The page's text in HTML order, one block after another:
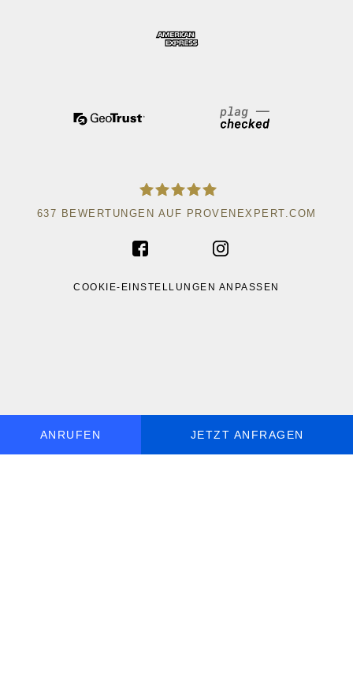
637 BEWERTUNGEN AUF PROVENEXPERT.COM
ANRUFEN JETZT ANFRAGEN
COOKIE-EINSTELLUNGEN ANPASSEN